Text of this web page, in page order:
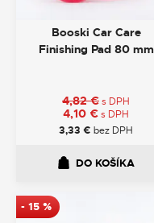
Booski Car Care
Finishing Pad 80 mm
4,82€s DPH
4,10 €s DPH
3,33 € bez DPH
DO KOŠÍKA
- 15 %